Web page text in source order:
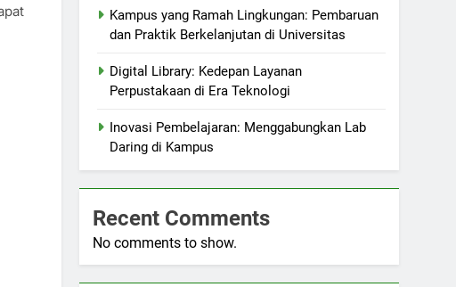
Kampus yang Ramah Lingkungan: Pembaruan
dan Praktik Berkelanjutan di Universitas
Digital Library: Kedepan Layanan
Perpustakaan di Era Teknologi
Inovasi Pembelajaran: Menggabungkan Lab
Daring di Kampus
Recent Comments
No comments to show.